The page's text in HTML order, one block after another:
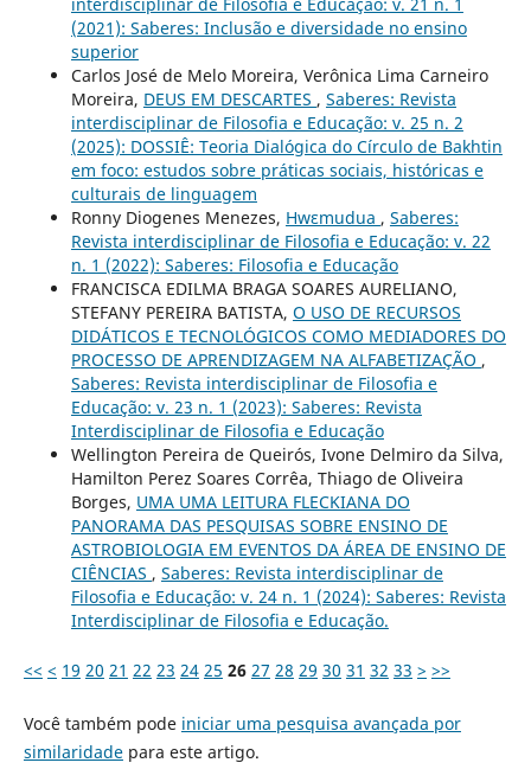
interdisciplinar de Filosofia e Educação: v. 21 n. 1
(2021): Saberes: Inclusão e diversidade no ensino
superior
Carlos José de Melo Moreira, Verônica Lima Carneiro
Moreira, DEUS EM DESCARTES , Saberes: Revista
interdisciplinar de Filosofia e Educação: v. 25 n. 2
(2025): DOSSIÊ: Teoria Dialógica do Círculo de Bakhtin
em foco: estudos sobre práticas sociais, históricas e
culturais de linguagem
Ronny Diogenes Menezes, Hwɛmudua , Saberes:
Revista interdisciplinar de Filosofia e Educação: v. 22
n. 1 (2022): Saberes: Filosofia e Educação
FRANCISCA EDILMA BRAGA SOARES AURELIANO,
STEFANY PEREIRA BATISTA, O USO DE RECURSOS
DIDÁTICOS E TECNOLÓGICOS COMO MEDIADORES DO
PROCESSO DE APRENDIZAGEM NA ALFABETIZAÇÃO ,
Saberes: Revista interdisciplinar de Filosofia e
Educação: v. 23 n. 1 (2023): Saberes: Revista
Interdisciplinar de Filosofia e Educação
Wellington Pereira de Queirós, Ivone Delmiro da Silva,
Hamilton Perez Soares Corrêa, Thiago de Oliveira
Borges, UMA UMA LEITURA FLECKIANA DO
PANORAMA DAS PESQUISAS SOBRE ENSINO DE
ASTROBIOLOGIA EM EVENTOS DA ÁREA DE ENSINO DE
CIÊNCIAS , Saberes: Revista interdisciplinar de
Filosofia e Educação: v. 24 n. 1 (2024): Saberes: Revista
Interdisciplinar de Filosofia e Educação.
<< < 19 20 21 22 23 24 25 26 27 28 29 30 31 32 33 > >>
Você também pode iniciar uma pesquisa avançada por
similaridadepara este artigo.